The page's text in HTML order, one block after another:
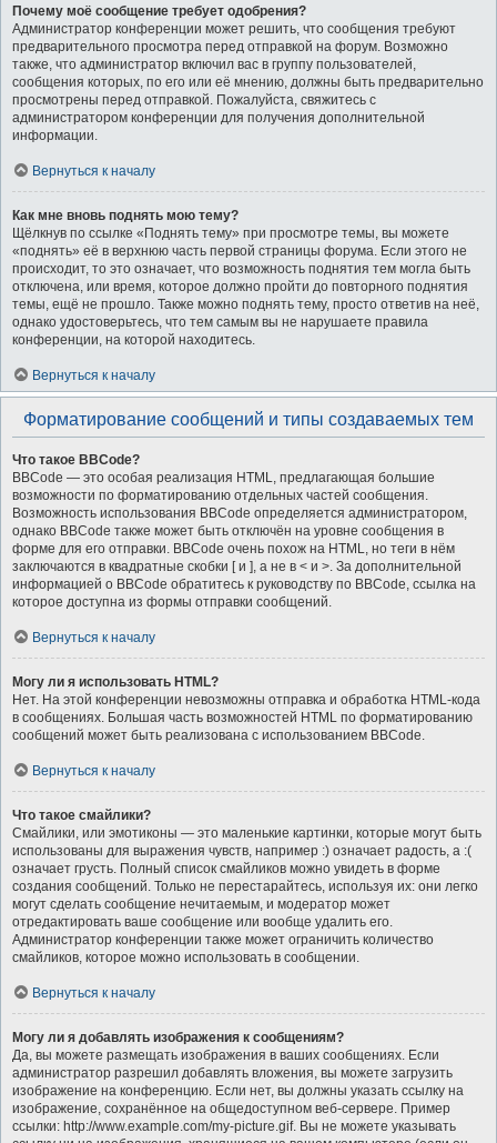
Почему моё сообщение требует одобрения?
Администратор конференции может решить, что сообщения требуют
предварительного просмотра перед отправкой на форум. Возможно
также, что администратор включил вас в группу пользователей,
сообщения которых, по его или её мнению, должны быть предварительно
просмотрены перед отправкой. Пожалуйста, свяжитесь с
администратором конференции для получения дополнительной
информации.
Вернуться к началу
Как мне вновь поднять мою тему?
Щёлкнув по ссылке «Поднять тему» при просмотре темы, вы можете
«поднять» её в верхнюю часть первой страницы форума. Если этого не
происходит, то это означает, что возможность поднятия тем могла быть
отключена, или время, которое должно пройти до повторного поднятия
темы, ещё не прошло. Также можно поднять тему, просто ответив на неё,
однако удостоверьтесь, что тем самым вы не нарушаете правила
конференции, на которой находитесь.
Вернуться к началу
Форматирование сообщений и типы создаваемых тем
Что такое BBCode?
BBCode — это особая реализация HTML, предлагающая большие
возможности по форматированию отдельных частей сообщения.
Возможность использования BBCode определяется администратором,
однако BBCode также может быть отключён на уровне сообщения в
форме для его отправки. BBCode очень похож на HTML, но теги в нём
заключаются в квадратные скобки [ и ], а не в < и >. За дополнительной
информацией о BBCode обратитесь к руководству по BBCode, ссылка на
которое доступна из формы отправки сообщений.
Вернуться к началу
Могу ли я использовать HTML?
Нет. На этой конференции невозможны отправка и обработка HTML-кода
в сообщениях. Большая часть возможностей HTML по форматированию
сообщений может быть реализована с использованием BBCode.
Вернуться к началу
Что такое смайлики?
Смайлики, или эмотиконы — это маленькие картинки, которые могут быть
использованы для выражения чувств, например :) означает радость, а :(
означает грусть. Полный список смайликов можно увидеть в форме
создания сообщений. Только не перестарайтесь, используя их: они легко
могут сделать сообщение нечитаемым, и модератор может
отредактировать ваше сообщение или вообще удалить его.
Администратор конференции также может ограничить количество
смайликов, которое можно использовать в сообщении.
Вернуться к началу
Могу ли я добавлять изображения к сообщениям?
Да, вы можете размещать изображения в ваших сообщениях. Если
администратор разрешил добавлять вложения, вы можете загрузить
изображение на конференцию. Если нет, вы должны указать ссылку на
изображение, сохранённое на общедоступном веб-сервере. Пример
ссылки: http://www.example.com/my-picture.gif. Вы не можете указывать